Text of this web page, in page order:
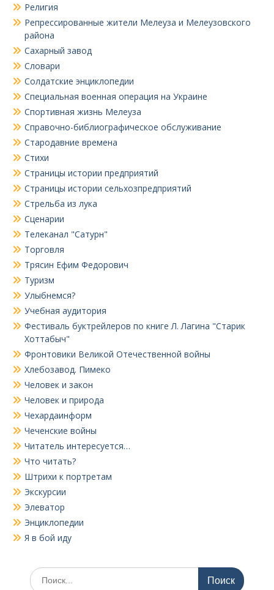
Религия
Репрессированные жители Мелеуза и Мелеузовского
района
Сахарный завод
Словари
Солдатские энциклопедии
Специальная военная операция на Украине
Спортивная жизнь Мелеуза
Справочно-библиографическое обслуживание
Стародавние времена
Стихи
Страницы истории предприятий
Страницы истории сельхозпредприятий
Стрельба из лука
Сценарии
Телеканал "Сатурн"
Торговля
Трясин Ефим Федорович
Туризм
Улыбнемся?
Учебная аудитория
Фестиваль буктрейлеров по книге Л. Лагина "Старик
Хоттабыч"
Фронтовики Великой Отечественной войны
Хлебозавод. Пимеко
Человек и закон
Человек и природа
Чехардаинформ
Чеченские войны
Читатель интересуется…
Что читать?
Штрихи к портретам
Экскурсии
Элеватор
Энциклопедии
Я в бой иду
Поиск
по: